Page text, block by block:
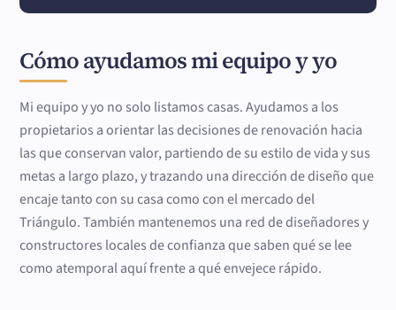
Cómo ayudamos mi equipo y yo
Mi equipo y yo no solo listamos casas. Ayudamos a los
propietarios a orientar las decisiones de renovación hacia
las que conservan valor, partiendo de su estilo de vida y sus
metas a largo plazo, y trazando una dirección de diseño que
encaje tanto con su casa como con el mercado del
Triángulo. También mantenemos una red de diseñadores y
constructores locales de confianza que saben qué se lee
como atemporal aquí frente a qué envejece rápido.